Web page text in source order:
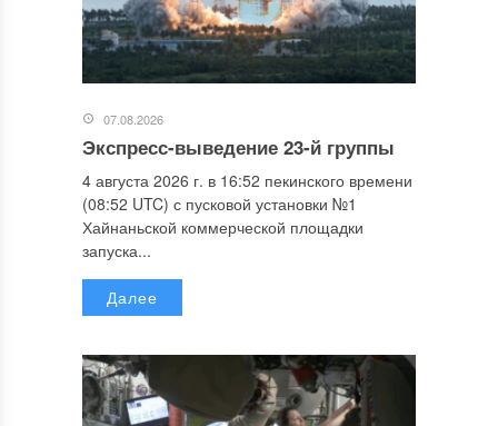
07.08.2026
Экспресс-выведение 23-й группы
4 августа 2026 г. в 16:52 пекинского времени
(08:52 UTC) с пусковой установки №1
Хайнаньской коммерческой площадки
запуска...
Далее